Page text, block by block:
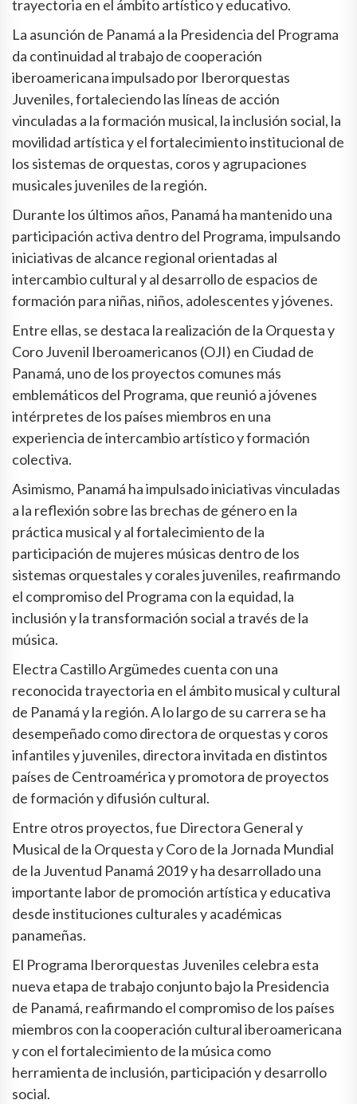
trayectoria en el ámbito artístico y educativo.
La asunción de Panamá a la Presidencia del Programa
da continuidad al trabajo de cooperación
iberoamericana impulsado por Iberorquestas
Juveniles, fortaleciendo las líneas de acción
vinculadas a la formación musical, la inclusión social, la
movilidad artística y el fortalecimiento institucional de
los sistemas de orquestas, coros y agrupaciones
musicales juveniles de la región.
Durante los últimos años, Panamá ha mantenido una
participación activa dentro del Programa, impulsando
iniciativas de alcance regional orientadas al
intercambio cultural y al desarrollo de espacios de
formación para niñas, niños, adolescentes y jóvenes.
Entre ellas, se destaca la realización de la Orquesta y
Coro Juvenil Iberoamericanos (OJI) en Ciudad de
Panamá, uno de los proyectos comunes más
emblemáticos del Programa, que reunió a jóvenes
intérpretes de los países miembros en una
experiencia de intercambio artístico y formación
colectiva.
Asimismo, Panamá ha impulsado iniciativas vinculadas
a la reflexión sobre las brechas de género en la
práctica musical y al fortalecimiento de la
participación de mujeres músicas dentro de los
sistemas orquestales y corales juveniles, reafirmando
el compromiso del Programa con la equidad, la
inclusión y la transformación social a través de la
música.
Electra Castillo Argümedes cuenta con una
reconocida trayectoria en el ámbito musical y cultural
de Panamá y la región. A lo largo de su carrera se ha
desempeñado como directora de orquestas y coros
infantiles y juveniles, directora invitada en distintos
países de Centroamérica y promotora de proyectos
de formación y difusión cultural.
Entre otros proyectos, fue Directora General y
Musical de la Orquesta y Coro de la Jornada Mundial
de la Juventud Panamá 2019 y ha desarrollado una
importante labor de promoción artística y educativa
desde instituciones culturales y académicas
panameñas.
El Programa Iberorquestas Juveniles celebra esta
nueva etapa de trabajo conjunto bajo la Presidencia
de Panamá, reafirmando el compromiso de los países
miembros con la cooperación cultural iberoamericana
y con el fortalecimiento de la música como
herramienta de inclusión, participación y desarrollo
social.